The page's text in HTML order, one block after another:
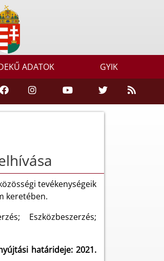
ADATOK GYIK
tevékenységeik
keretében.
Eszközbeszerzés;
határideje: 2021.